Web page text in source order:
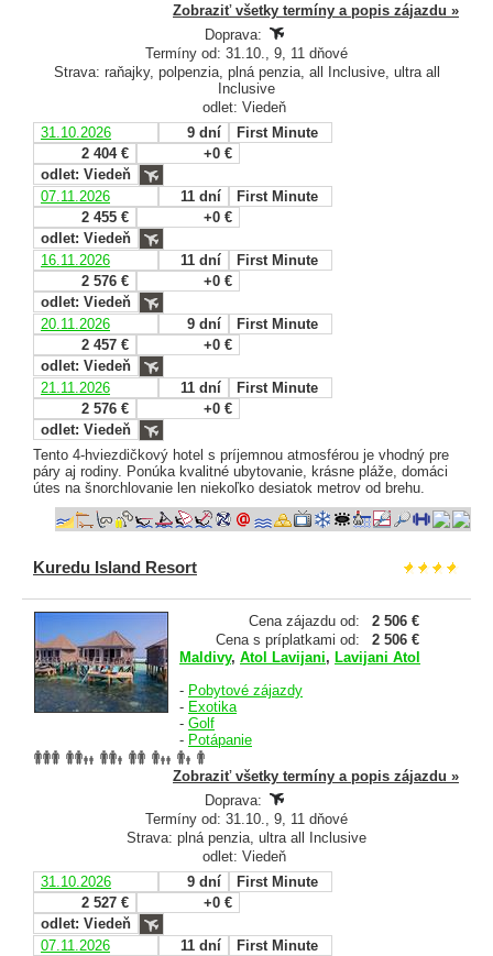
Zobraziť všetky termíny a popis zájazdu »
Doprava:
Termíny od: 31.10., 9, 11 dňové
Strava: raňajky, polpenzia, plná penzia, all Inclusive, ultra all
Inclusive
odlet: Viedeň
31.10.2026
9 dní
First Minute
2 404 €
+0 €
odlet: Viedeň
07.11.2026
11 dní
First Minute
2 455 €
+0 €
odlet: Viedeň
16.11.2026
11 dní
First Minute
2 576 €
+0 €
odlet: Viedeň
20.11.2026
9 dní
First Minute
2 457 €
+0 €
odlet: Viedeň
21.11.2026
11 dní
First Minute
2 576 €
+0 €
odlet: Viedeň
Tento 4-hviezdičkový hotel s príjemnou atmosférou je vhodný pre
páry aj rodiny. Ponúka kvalitné ubytovanie, krásne pláže, domáci
útes na šnorchlovanie len niekoľko desiatok metrov od brehu.
Kuredu Island Resort
Cena zájazdu od:
2 506 €
Cena s príplatkami od:
2 506 €
Maldivy, Atol Lavijani, Lavijani Atol
- Pobytové zájazdy
- Exotika
- Golf
- Potápanie
Zobraziť všetky termíny a popis zájazdu »
Doprava:
Termíny od: 31.10., 9, 11 dňové
Strava: plná penzia, ultra all Inclusive
odlet: Viedeň
31.10.2026
9 dní
First Minute
2 527 €
+0 €
odlet: Viedeň
07.11.2026
11 dní
First Minute